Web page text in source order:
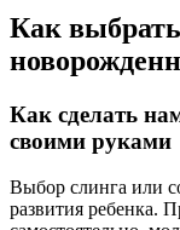
Как
Как сделать
своими руками
Выбор слинга или
развития ребенка.